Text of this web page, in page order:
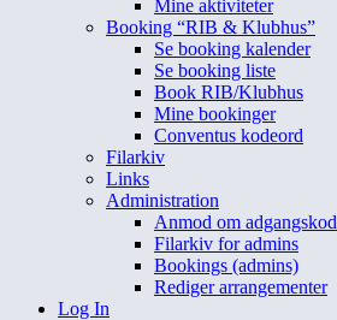
Mine aktiviteter
Booking “RIB & Klubhus”
Se booking kalender
Se booking liste
Book RIB/Klubhus
Mine bookinger
Conventus kodeord
Filarkiv
Links
Administration
Anmod om
Filarkiv for admins
Bookings (admins)
Rediger arrangementer
Log In